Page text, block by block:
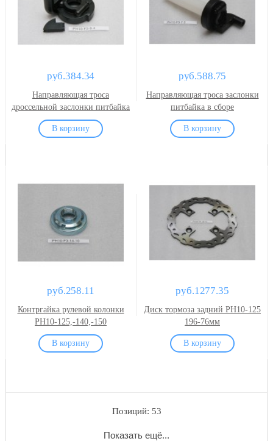
руб.384.34
Направляющая троса
дроссельной заслонки питбайка
руб.588.75
Направляющая троса заслонки
питбайка в сборе
руб.258.11
Контргайка рулевой колонки
PH10-125,-140,-150
руб.1277.35
Диск тормоза задний PH10-125
196-76мм
Позиций: 53
Показать ещё...